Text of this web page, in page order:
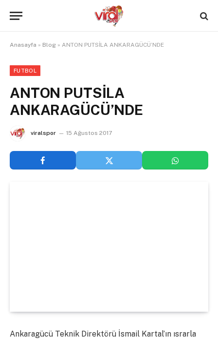
Anasayfa » Blog » ANTON PUTSİLA ANKARAGÜCÜ’NDE
FUTBOL
ANTON PUTSİLA
ANKARAGÜCÜ’NDE
viralspor 15 Ağustos 2017
Ankaragücü Teknik Direktörü İsmail Kartal’ın ısrarla